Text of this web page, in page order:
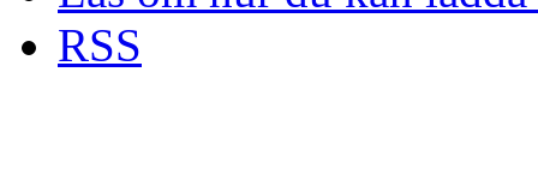
RSS